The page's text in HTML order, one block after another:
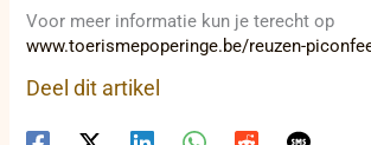
Voor meer informatie kun je terecht op
www.toerismepoperinge.be/reuzen-
Deel dit artikel